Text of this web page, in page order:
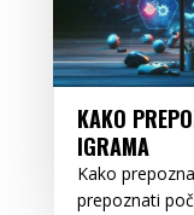
KAKO
IGRAMA
Kako
prepoznati